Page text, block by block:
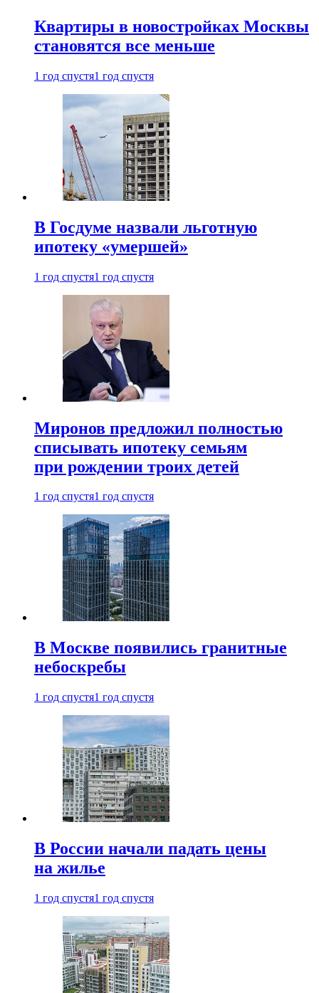
Квартиры в новостройках Москвы
становятся все меньше
1 год спустя1 год спустя
В Госдуме назвали льготную
ипотеку «умершей»
1 год спустя1 год спустя
Миронов предложил полностью
списывать ипотеку семьям
при рождении троих детей
1 год спустя1 год спустя
В Москве появились гранитные
небоскребы
1 год спустя1 год спустя
В России начали падать цены
на жилье
1 год спустя1 год спустя